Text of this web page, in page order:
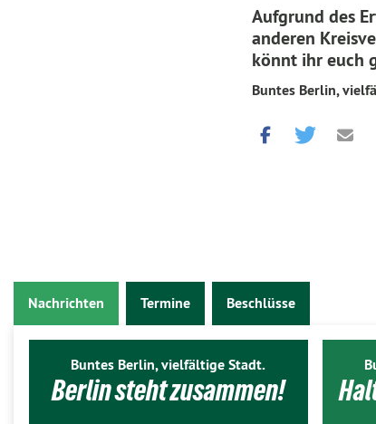
Aufgrund des
anderen
könnt ihr euch
Buntes Berlin,
Nachrichten Termine Beschlüsse
Buntes Berlin, vielfältige Stadt.
Berlin steht zusammen!